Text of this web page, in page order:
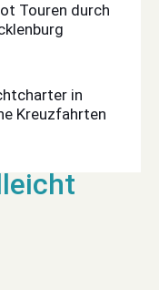
Touren durch
in
Kreuzfahrten